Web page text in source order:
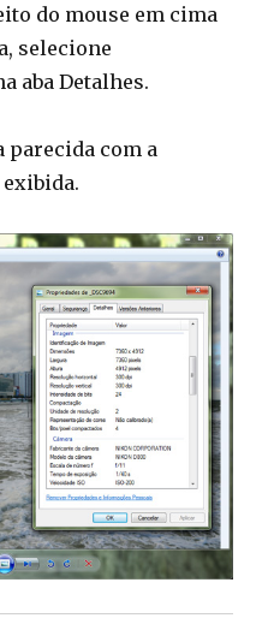
do mouse em cima
selecione
aba Detalhes.
parecida com a